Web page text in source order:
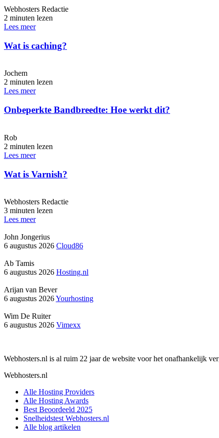
Webhosters Redactie
2 minuten lezen
Lees meer
Wat is caching?
Jochem
2 minuten lezen
Lees meer
Onbeperkte Bandbreedte: Hoe werkt dit?
Rob
2 minuten lezen
Lees meer
Wat is Varnish?
Webhosters Redactie
3 minuten lezen
Lees meer
John Jongerius
6 augustus 2026 Cloud86
Ab Tamis
6 augustus 2026 Hosting.nl
Arijan van Bever
6 augustus 2026Yourhosting
Wim De Ruiter
6 augustus 2026 Vimexx
Webhosters.nl is al ruim 22 jaar de website voor het onafhankelijk
Webhosters.nl
Alle Hosting Providers
Alle Hosting Awards
Best Beoordeeld 2025
Snelheidstest Webhosters.nl
Alle blog artikelen